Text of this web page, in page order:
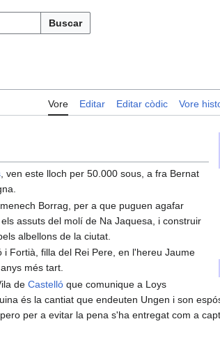
Buscar
Vore Editar Editar còdic Vore
, ven este lloch per 50.000 sous, a fra Bernat
Borrag, per a que puguen agafar
assuts del molí de Na Jaquesa, i construir
albellons de la ciutat.
i Fortià, filla del Rei Pere, en l'hereu Jaume
més tart.
deCastelló que comunique a Loys
és la cantiat que endeuten Ungen i son
per a evitar la pena s'ha entregat com a